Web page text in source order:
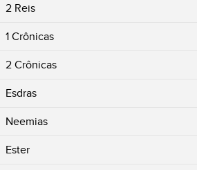
2 Reis
1 Crônicas
2 Crônicas
Esdras
Neemias
Ester